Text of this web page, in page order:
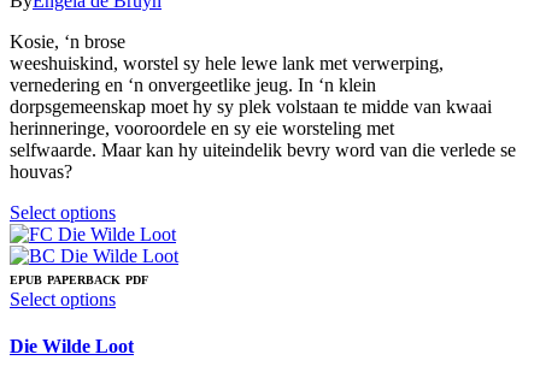
on
the
product
page
options
may
be
chosen
on
the
product
R189.00
Kosie, ‘n brose
weeshuiskind, worstel sy hele lewe lank met verwerping,
vernedering en ‘n onvergeetlike jeug. In ‘n klein
dorpsgemeenskap moet hy sy plek volstaan te midde van kwaai
herinneringe, vooroordele en sy eie worsteling met
selfwaarde. Maar kan hy uiteindelik bevry word van die verlede se
houvas?
Select optionsThis
product
has
multiple
variants.
options
EPUB PAPERBACK PDF
Select optionsThis
has
Die Wilde Loot